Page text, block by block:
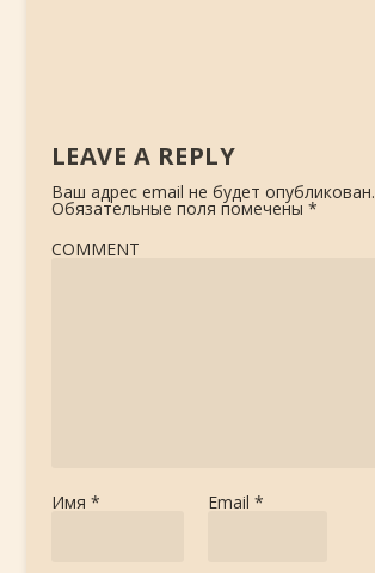
LEAVE A REPLY
Ваш адрес email не будет опубликован.
Обязательные поля помечены *
COMMENT
Имя * Email *